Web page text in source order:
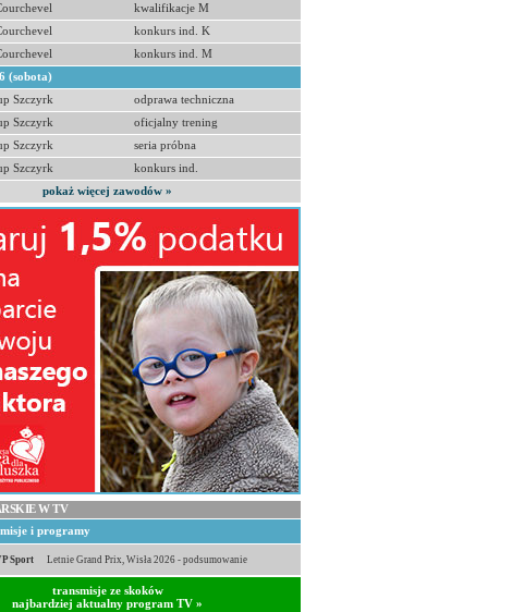
kwalifikacje M
konkurs ind. K
konkurs ind. M
(sobota)
Szczyrk
odprawa techniczna
Szczyrk
oficjalny trening
Szczyrk
seria próbna
Szczyrk
konkurs ind.
pokaż więcej zawodów »
W TV
i programy
Sport Letnie Grand Prix, Wisła 2026 - podsumowanie
transmisje ze skoków
najbardziej aktualny program TV »